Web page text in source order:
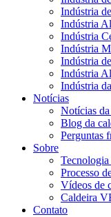
Indústria
Indústria
Indústria
Indústria
Indústria
Indústria
Indústria
Notícias
Notícias da
Blog da
Perguntas
Sobre
Tecnologia
Processo
Vídeos de
Caldeira
Contato